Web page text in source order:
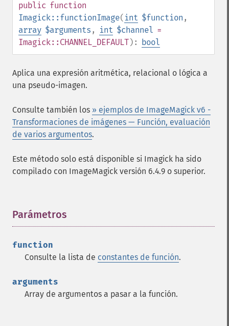
public function
Imagick::functionImage( int $function ,
array $arguments , int $channel =
Imagick::CHANNEL_DEFAULT): bool
Aplica una expresión aritmética, relacional o lógica a
una pseudo-imagen.
Consulte también los » ejemplos de ImageMagick v6 -
Transformaciones de imágenes — Función, evaluación
de varios argumentos.
Este método solo está disponible si Imagick ha sido
compilado con ImageMagick versión 6.4.9 o superior.
Parámetros
function
Consulte la lista de constantes de función.
arguments
Array de argumentos a pasar a la función.